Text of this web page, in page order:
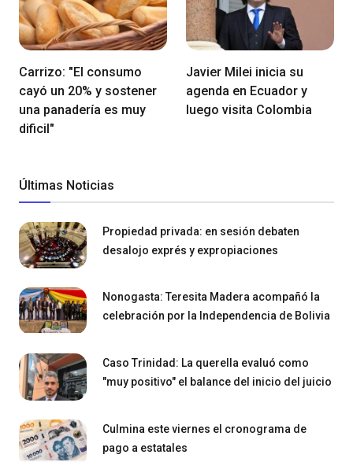
Carrizo: "El consumo
cayó un 20% y sostener
una panadería es muy
dificil"
Javier Milei inicia su
agenda en Ecuador y
luego visita Colombia
Últimas Noticias
Propiedad privada: en sesión debaten
desalojo exprés y expropiaciones
Nonogasta: Teresita Madera acompañó la
celebración por la Independencia de Bolivia
Caso Trinidad: La querella evaluó como
"muy positivo" el balance del inicio del juicio
Culmina este viernes el cronograma de
pago a estatales